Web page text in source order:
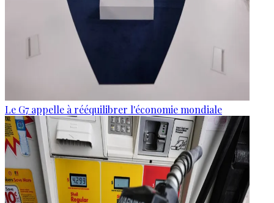
Le G7 appelle à rééquilibrer l'économie mondiale